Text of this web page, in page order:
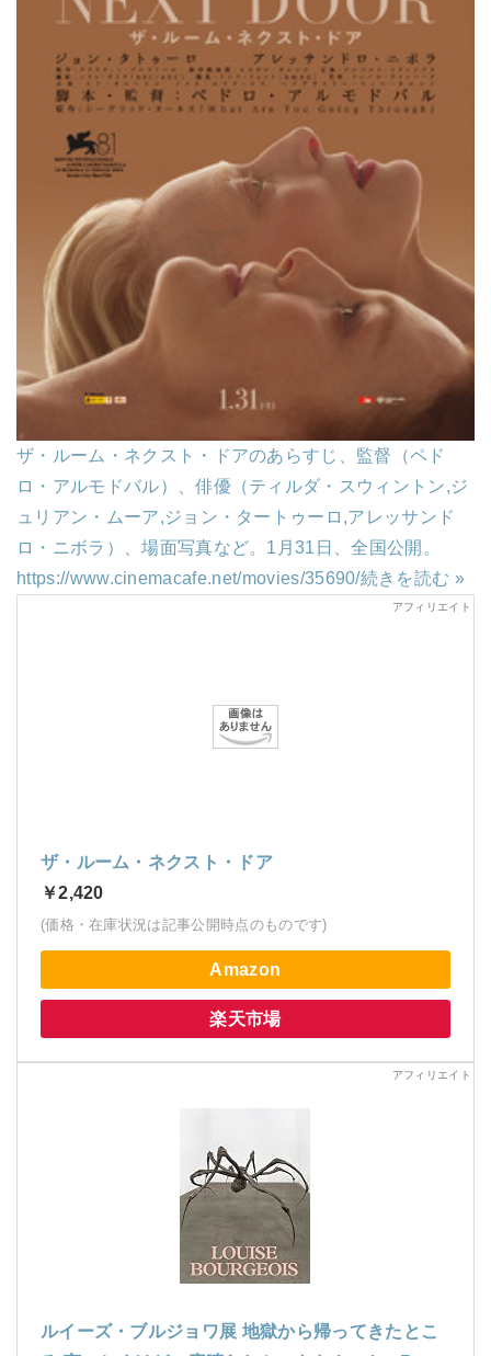
ザ・ルーム・ネクスト・ドアのあらすじ、監督（ペド
ロ・アルモドバル）、俳優（ティルダ・スウィントン,ジ
ュリアン・ムーア,ジョン・タートゥーロ,アレッサンド
ロ・ニボラ）、場面写真など。1月31日、全国公開。
https://www.cinemacafe.net/movies/35690/続きを読む »
ザ・ルーム・ネクスト・ドア
￥2,420
(価格・在庫状況は記事公開時点のものです)
Amazon
楽天市場
ルイーズ・ブルジョワ展 地獄から帰ってきたとこ